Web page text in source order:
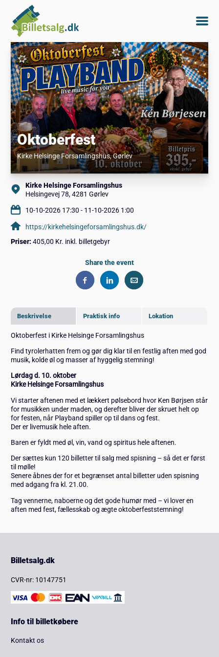
Oktoberfest
Kirke Helsinge Forsamlingshus, Gørlev
Beskrivelse Praktisk info Lokation
Oktoberfest i Kirke Helsinge Forsamlingshus
Find tyrolerhatten frem og gør dig klar til en festlig aften med god
musik, kolde øl og masser af hyggelig stemning!
Lørdag d. 10. oktober
Kirke Helsinge Forsamlingshus
Vi starter aftenen med et lækkert pølsebord hvor Ken Børjsen står
for musikken under maden, og derefter bliver der skruet helt op
for festen, når Playband spiller op til dans og fest.
Der er livemusik hele aften.
Baren er fyldt med øl, vin, vand og spiritus hele aftenen.
Der sættes kun 120 billetter til salg med spisning – så det er først
til mølle!
Senere åbnes der for et begrænset antal billetter uden spisning
med adgang fra kl. 21.00.
Tag vennerne, naboerne og det gode humør med – vi lover en
aften med fest, fællesskab og ægte oktoberfeststemning!
Kirke Helsinge Forsamlingshus
Helsingevej 78, 4281 Gørlev
10-10-2026 17:30 - 11-10-2026 1:00
https://kirkehelsingeforsamlingshus.dk/
Priser: 405,00 Kr. inkl. billetgebyr
Share the event
Billetsalg.dk
CVR-nr: 10147751
Info til billetkøbere
Kontakt os